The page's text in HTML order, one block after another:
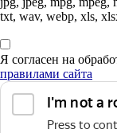
txt, wav, webp, xls,
Я согласен на
правилами сайта